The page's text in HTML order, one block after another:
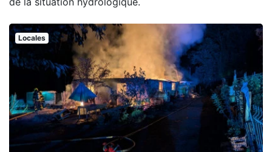
Locales